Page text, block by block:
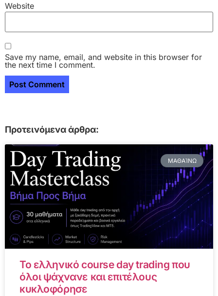
Website
Save my name, email, and website in this browser for
the next time I comment.
Προτεινόμενα άρθρα:
ΜΑΘΑΊΝΩ
Το ελληνικό course day trading που
όλοι ψάχνανε και επιτέλους
κυκλοφόρησε